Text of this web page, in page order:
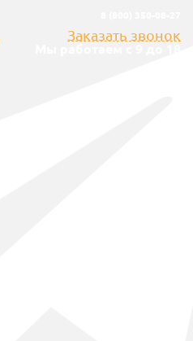
Заказать звонок